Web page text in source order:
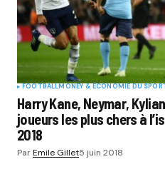
FOOTBALLMONEY & ÉCONOMIE DU
Harry Kane, Neymar,
joueurs les plus chers à
2018
ParEmile Gillet5 juin 2018